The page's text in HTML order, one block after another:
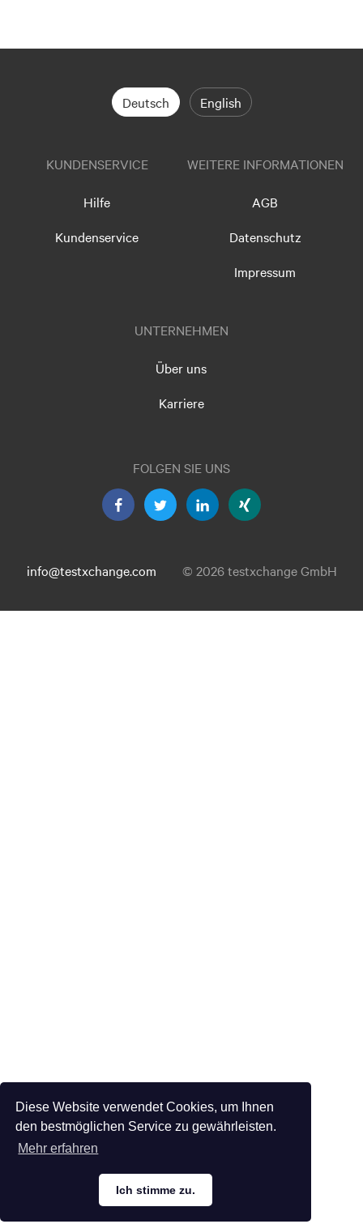
Diese Website verwendet Cookies, um Ihnen
den bestmöglichen Service zu gewährleisten.
Mehr erfahren
Ich stimme zu.
Deutsch English
KUNDENSERVICE
Hilfe
Kundenservice
WEITERE INFORMATIONEN
AGB
Datenschutz
Impressum
UNTERNEHMEN
Über uns
Karriere
FOLGEN SIE UNS
info@testxchange.com © 2026 testxchange GmbH